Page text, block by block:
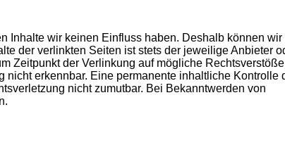
Inhalte wir keinen Einfluss haben. Deshalb können wir
der verlinkten Seiten ist stets der jeweilige Anbieter
Zeitpunkt der Verlinkung auf mögliche Rechtsverstöße
erkennbar. Eine permanente inhaltliche Kontrolle
nicht zumutbar. Bei Bekanntwerden von